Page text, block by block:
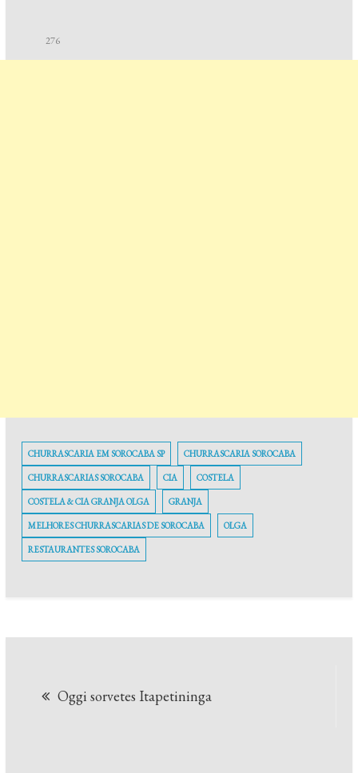
276
CHURRASCARIA EM SOROCABA SP CHURRASCARIA SOROCABA
CHURRASCARIAS SOROCABA CIA COSTELA
COSTELA & CIA GRANJA OLGA GRANJA
MELHORES CHURRASCARIAS DE SOROCABA OLGA
RESTAURANTES SOROCABA
Oggi sorvetes Itapetininga